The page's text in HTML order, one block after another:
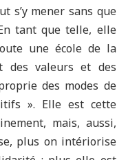
s’y mener sans que
tant que telle, elle
une école de la
des valeurs et des
des modes de
». Elle est cette
mais, aussi,
plus on intériorise